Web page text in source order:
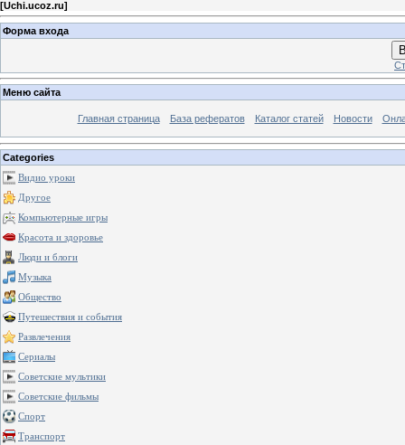
[Uchi.ucoz.ru]
Форма входа
Меню сайта
Главная страница База рефератов Каталог статей Новости
Categories
Видио уроки
Другое
Компьютерные игры
Красота и здоровье
Люди и блоги
Музыка
Общество
Путешествия и события
Развлечения
Сериалы
Советские мультики
Советские фильмы
Спорт
Транспорт